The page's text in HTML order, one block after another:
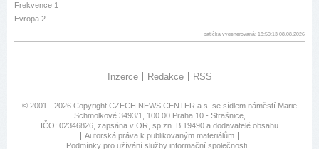
Frekvence 1
Evropa 2
patička vygenerovaná: 18:50:13 08.08.2026
Inzerce Redakce RSS
© 2001 - 2026 Copyright CZECH NEWS CENTER a.s. se sídlem náměstí Marie
Schmolkové 3493/1, 100 00 Praha 10 - Strašnice,
IČO: 02346826, zapsána v OR, sp.zn. B 19490 a dodavatelé obsahu
Autorská práva k publikovaným materiálům
Podmínky pro užívání služby informační společnosti